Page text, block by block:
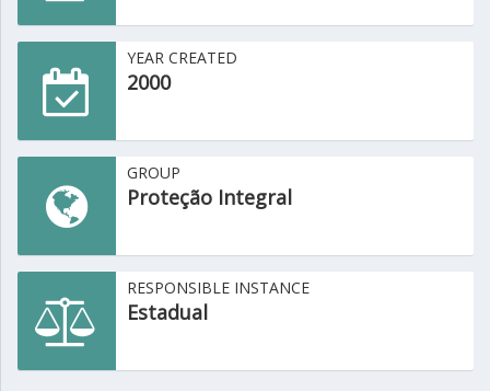
YEAR CREATED
2000
GROUP
Proteção Integral
RESPONSIBLE INSTANCE
Estadual